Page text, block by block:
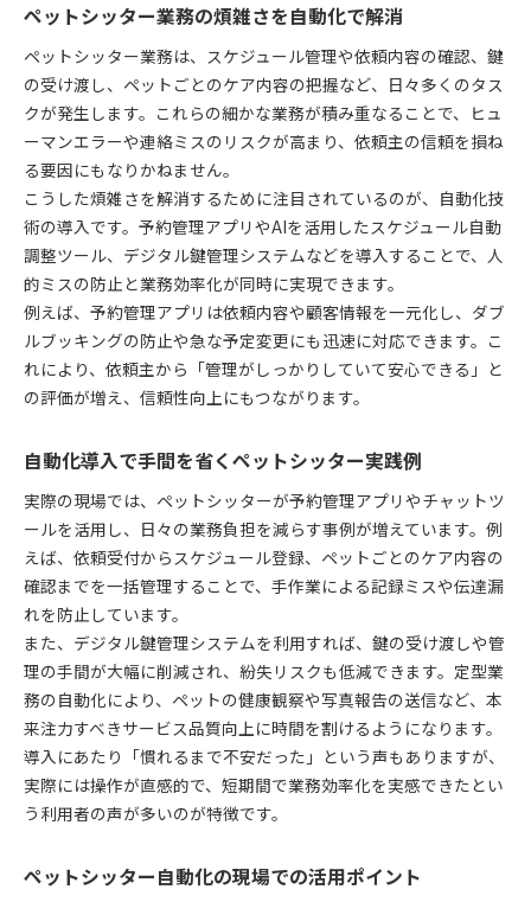
ペットシッター業務の煩雑さを自動化で解消
ペットシッター業務は、スケジュール管理や依頼内容の確認、鍵
の受け渡し、ペットごとのケア内容の把握など、日々多くのタス
クが発生します。これらの細かな業務が積み重なることで、ヒュ
ーマンエラーや連絡ミスのリスクが高まり、依頼主の信頼を損ね
る要因にもなりかねません。
こうした煩雑さを解消するために注目されているのが、自動化技
術の導入です。予約管理アプリやAIを活用したスケジュール自動
調整ツール、デジタル鍵管理システムなどを導入することで、人
的ミスの防止と業務効率化が同時に実現できます。
例えば、予約管理アプリは依頼内容や顧客情報を一元化し、ダブ
ルブッキングの防止や急な予定変更にも迅速に対応できます。こ
れにより、依頼主から「管理がしっかりしていて安心できる」と
の評価が増え、信頼性向上にもつながります。
自動化導入で手間を省くペットシッター実践例
実際の現場では、ペットシッターが予約管理アプリやチャットツ
ールを活用し、日々の業務負担を減らす事例が増えています。例
えば、依頼受付からスケジュール登録、ペットごとのケア内容の
確認までを一括管理することで、手作業による記録ミスや伝達漏
れを防止しています。
また、デジタル鍵管理システムを利用すれば、鍵の受け渡しや管
理の手間が大幅に削減され、紛失リスクも低減できます。定型業
務の自動化により、ペットの健康観察や写真報告の送信など、本
来注力すべきサービス品質向上に時間を割けるようになります。
導入にあたり「慣れるまで不安だった」という声もありますが、
実際には操作が直感的で、短期間で業務効率化を実感できたとい
う利用者の声が多いのが特徴です。
ペットシッター自動化の現場での活用ポイント